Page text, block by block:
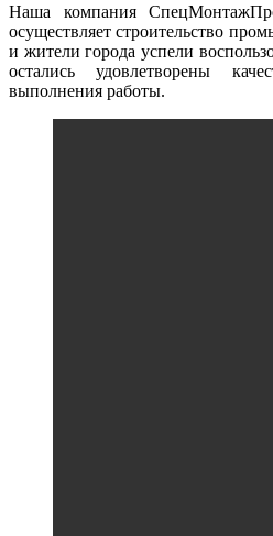
Наша компания
осуществляет строительство
и жители города успели
остались удовлетворены
выполнения работы.